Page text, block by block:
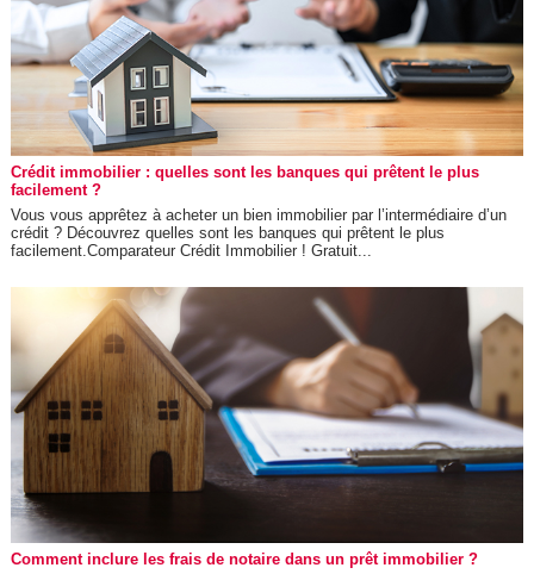
Crédit immobilier : quelles sont les banques qui prêtent le plus
facilement ?
Vous vous apprêtez à acheter un bien immobilier par l’intermédiaire d’un
crédit ? Découvrez quelles sont les banques qui prêtent le plus
facilement.Comparateur Crédit Immobilier ! Gratuit...
Comment inclure les frais de notaire dans un prêt immobilier ?